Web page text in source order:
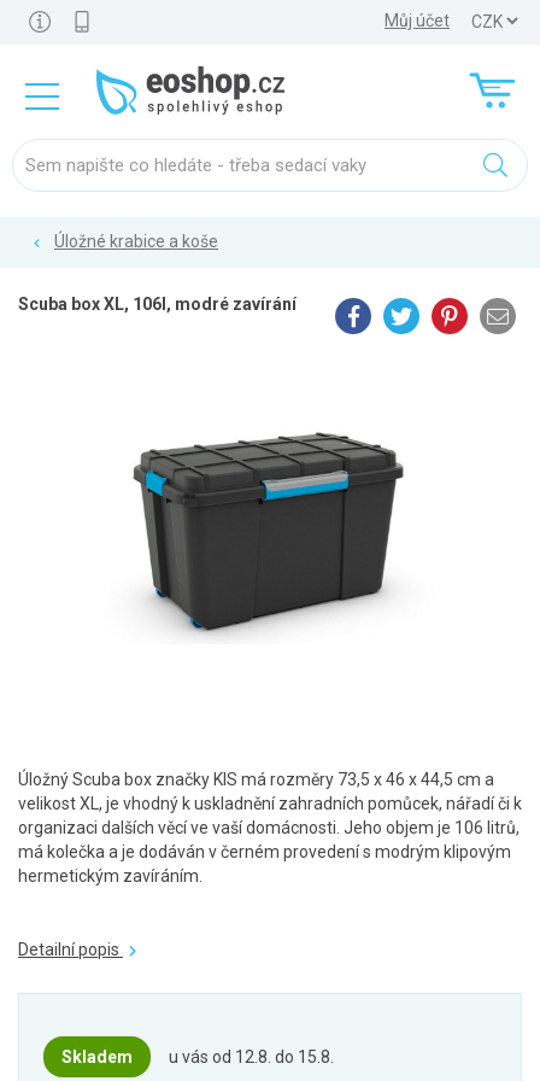
Můj účet
Úložné krabice a koše
Scuba box XL, 106l, modré zavírání
Úložný Scuba box značky KIS má rozměry 73,5 x 46 x 44,5 cm a
velikost XL, je vhodný k uskladnění zahradních pomůcek, nářadí či k
organizaci dalších věcí ve vaší domácnosti. Jeho objem je 106 litrů,
má kolečka a je dodáván v černém provedení s modrým klipovým
hermetickým zavíráním.
Detailní popis
Skladem u vás od 12.8. do 15.8.